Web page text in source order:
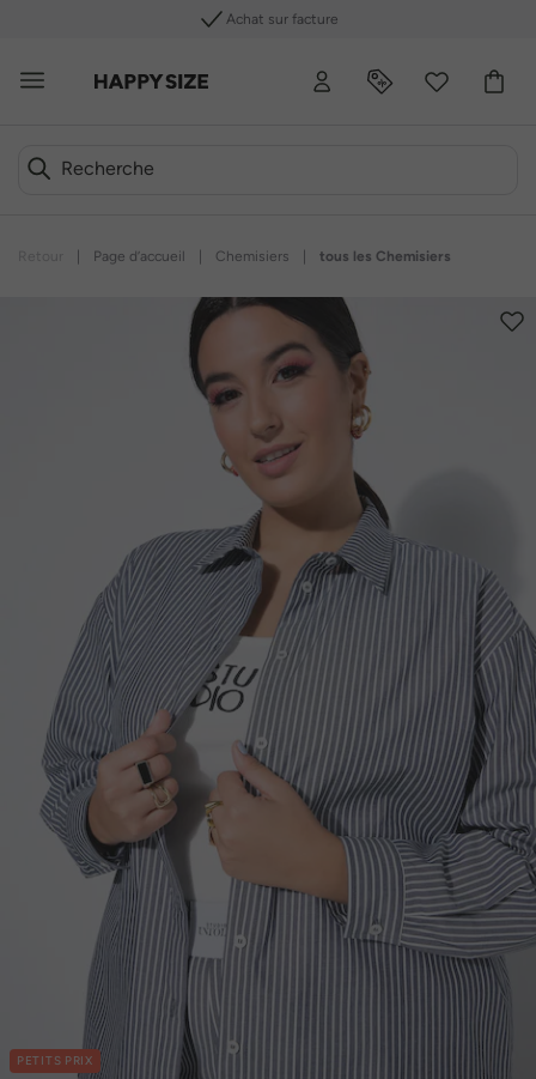
Achat sur facture
Page d’accueil Chemisiers tous les Chemisiers
PETITS PRIX